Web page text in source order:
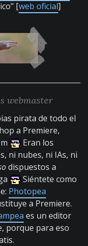
[web oficial]
webmaster
pirata de todo el
a Premiere,
Eran los
ni nubes, ni IAs, ni
dispuestos a
Siéntete como
Photopea
a Premiere.
es un editor
porque para eso